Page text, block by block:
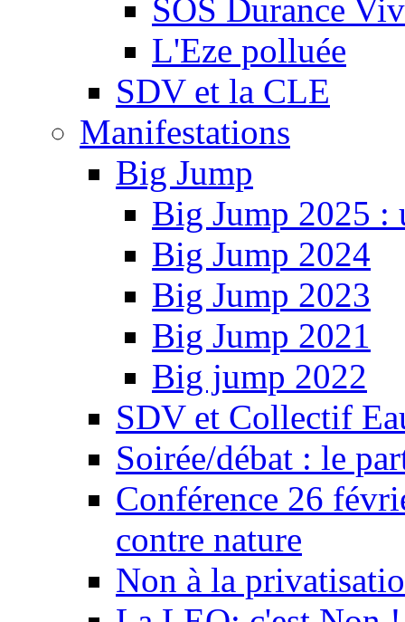
SOS Durance
L'Eze polluée
SDV et la CLE
Manifestations
Big Jump
Big Jump 2025 :
Big Jump 2024
Big Jump 2023
Big Jump 2021
Big jump 2022
SDV et Collectif
Soirée/débat : le
Conférence 26
contre nature
Non à la